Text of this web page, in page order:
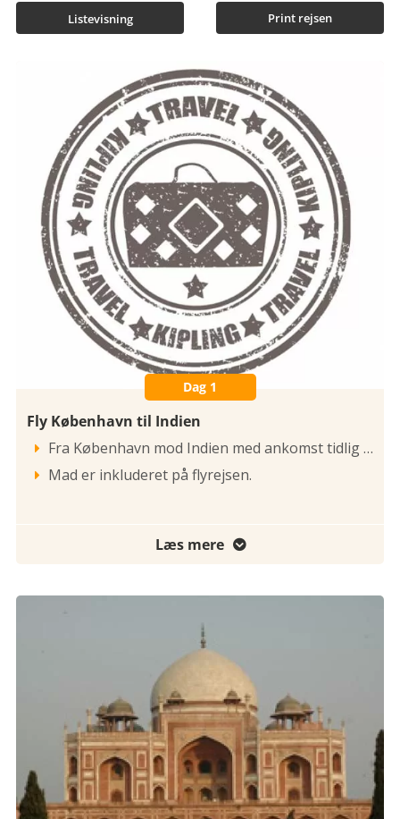
Listevisning Print rejsen
Dag 1
Fly København til Indien
 Fra København mod Indien med ankomst tidlig næste morgen.
 Mad er inkluderet på flyrejsen.
Læs mere 